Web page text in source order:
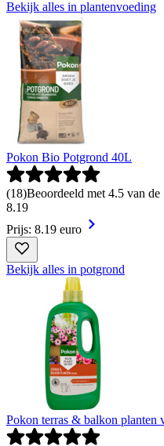
Bekijk alles in plantenvoeding
Pokon Bio Potgrond 40L
(18)Beoordeeld met 4.5 van
8.19
Prijs: 8.19 euro
Bekijk alles in potgrond
Pokon terras & balkon planten